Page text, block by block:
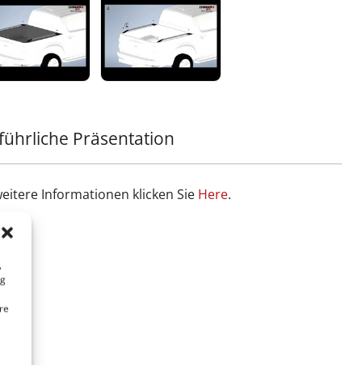
Präsentation
Informationen klicken Sie Ηere.